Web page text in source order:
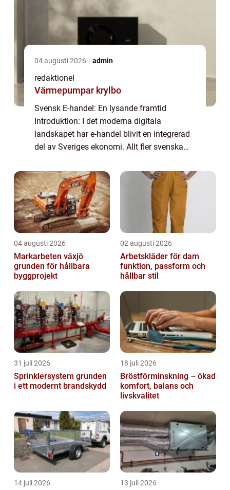
04 augusti 2026 admin
redaktionel
Värmepumpar krylbo
Svensk E-handel: En lysande framtid
Introduktion: I det moderna digitala
landskapet har e-handel blivit en integrerad
del av Sveriges ekonomi. Allt fler svenska
tjänster online, och detta har resulterat i en...
04 augusti 2026
Markarbeten växjö
grunden för hållbara
byggprojekt
02 augusti 2026
Arbetskläder för dam
funktion, passform och
hållbar stil
31 juli 2026
Sprinklersystem grunden
i ett modernt brandskydd
18 juli 2026
Bröstförminskning – ökad
komfort, balans och
livskvalitet
14 juli 2026 13 juli 2026